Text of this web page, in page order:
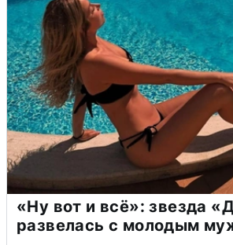
«Ну вот и всё»: звезда
развелась с молодым